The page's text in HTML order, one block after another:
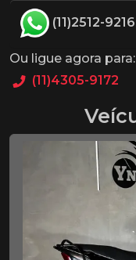
(11)2512-9216
Ou ligue agora para:
(11)4305-9172